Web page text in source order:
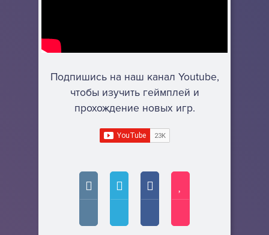
Подпишись на наш канал Youtube,
чтобы изучить геймплей и
прохождение новых игр.